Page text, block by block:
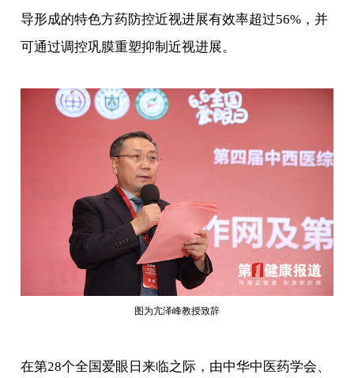
导形成的特色方药防控近视进展有效率超过56%，并
可通过调控巩膜重塑抑制近视进展。
图为亢泽峰教授致辞
在第28个全国爱眼日来临之际，由中华中医药学会、